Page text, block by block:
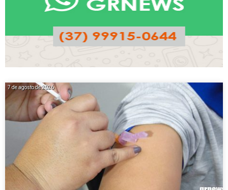
7 de agosto de 2026